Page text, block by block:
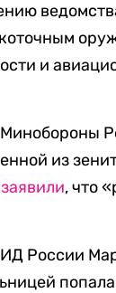
и
из
заявили, что
России